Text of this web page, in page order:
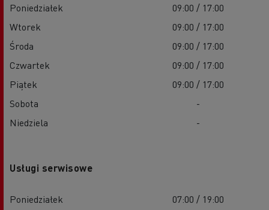
Poniedziałek
09:00 / 17:00
Wtorek
09:00 / 17:00
Środa
09:00 / 17:00
Czwartek
09:00 / 17:00
Piątek
09:00 / 17:00
Sobota
-
Niedziela
-
Usługi serwisowe
Poniedziałek
07:00 / 19:00